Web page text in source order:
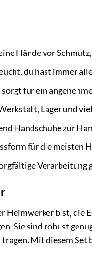
Hände vor
du hast immer
für ein
Lager und
Handschuhe zur
für die meisten
Verarbeitung
Heimwerker bist, die
Sie sind robust
Mit diesem